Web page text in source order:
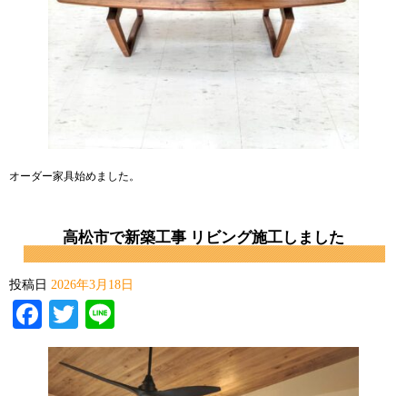
オーダー家具始めました。
高松市で新築工事 リビング施工しました
投稿日 2026年3月18日
Facebook
Twitter